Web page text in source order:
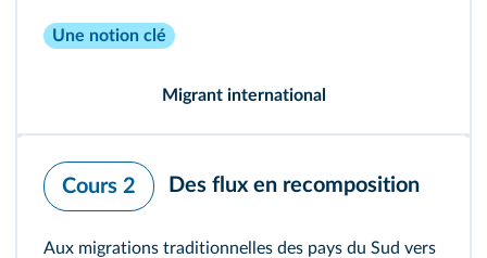
Une notion clé
Migrant international
Cours 2 Des flux en recomposition
Aux migrations traditionnelles des pays du Sud vers